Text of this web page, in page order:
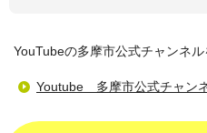
YouTubeの多摩市公式チャンネル
Youtube 多摩市公式チャン